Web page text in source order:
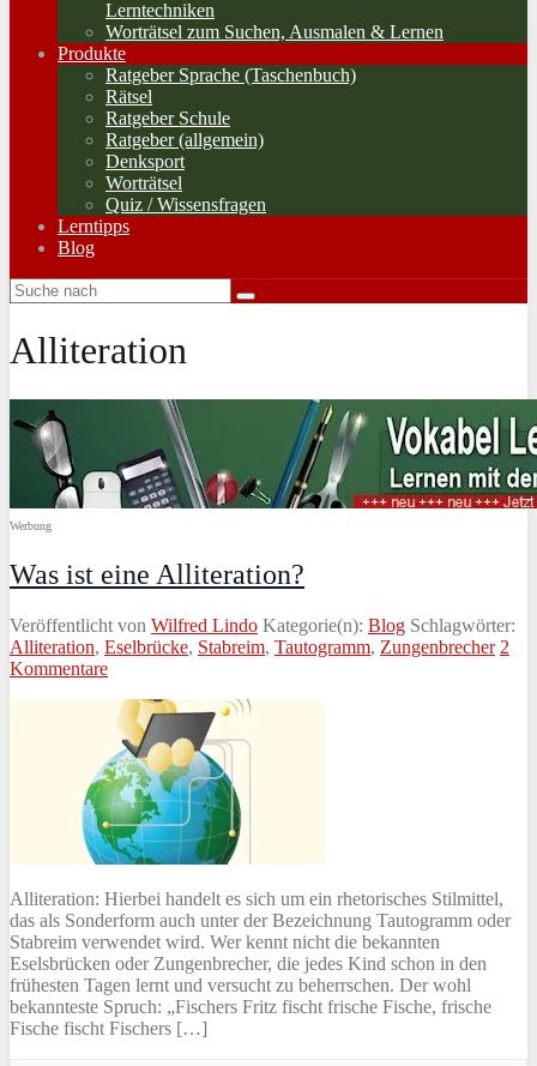
Lerntechniken
Worträtsel zum Suchen, Ausmalen & Lernen
Produkte
Ratgeber Sprache (Taschenbuch)
Rätsel
Ratgeber Schule
Ratgeber (allgemein)
Denksport
Worträtsel
Quiz / Wissensfragen
Lerntipps
Blog
Alliteration
Werbung
Was ist eine Alliteration?
Veröffentlicht von Wilfred Lindo Kategorie(n): Blog Schlagwörter:
Alliteration, Eselbrücke, Stabreim, Tautogramm, Zungenbrecher 2
Kommentare
Alliteration: Hierbei handelt es sich um ein rhetorisches Stilmittel,
das als Sonderform auch unter der Bezeichnung Tautogramm oder
Stabreim verwendet wird. Wer kennt nicht die bekannten
Eselsbrücken oder Zungenbrecher, die jedes Kind schon in den
frühesten Tagen lernt und versucht zu beherrschen. Der wohl
bekannteste Spruch: „Fischers Fritz fischt frische Fische, frische
Fische fischt Fischers […]